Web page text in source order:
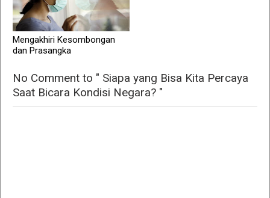
Mengakhiri Kesombongan
dan Prasangka
No Comment to " Siapa yang Bisa Kita Percaya
Saat Bicara Kondisi Negara? "